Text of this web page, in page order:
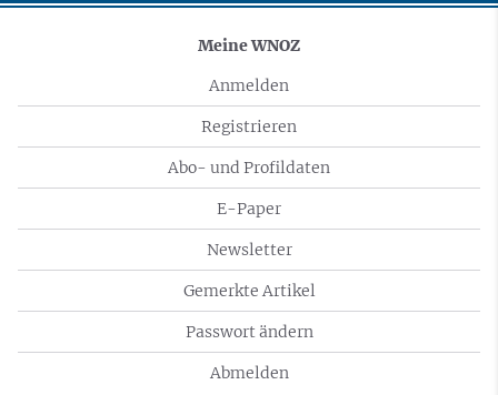
Meine WNOZ
Anmelden
Registrieren
Abo- und Profildaten
E-Paper
Newsletter
Gemerkte Artikel
Passwort ändern
Abmelden